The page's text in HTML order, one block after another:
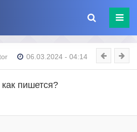
06.03.2024 - 04:14
пишется?